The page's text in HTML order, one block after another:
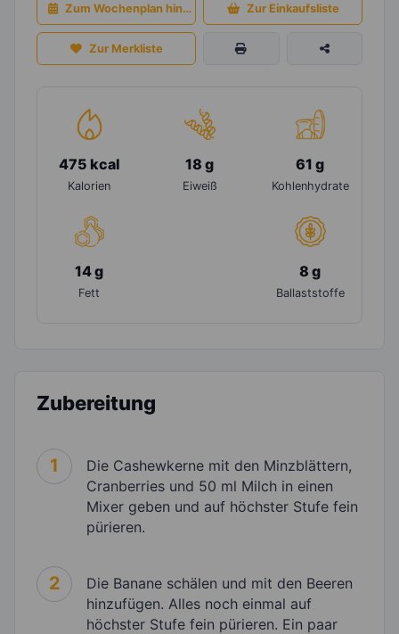
Zum Wochenplan hinzufügen Zur Einkaufsliste
Zur Merkliste
475 kcal
Kalorien
18 g
Eiweiß
61 g
Kohlenhydrate
14 g
Fett
8 g
Ballaststoffe
Zubereitung
1
Die Cashewkerne mit den Minzblättern,
Cranberries und 50 ml Milch in einen
Mixer geben und auf höchster Stufe fein
pürieren.
2
Die Banane schälen und mit den Beeren
hinzufügen. Alles noch einmal auf
höchster Stufe fein pürieren. Ein paar